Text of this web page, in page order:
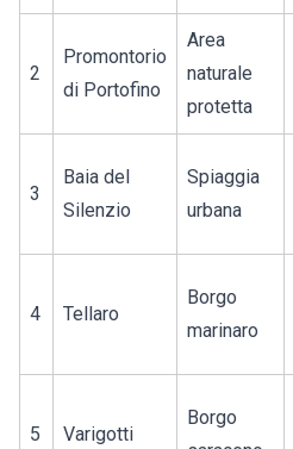
2
Promontorio
di Portofino
Area
naturale
protetta
3
Baia del
Silenzio
Spiaggia
urbana
4 Tellaro
Borgo
marinaro
5 Varigotti
Borgo